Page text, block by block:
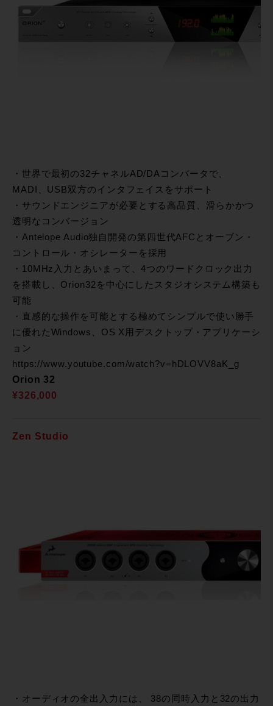
・世界で最初の32チャネルAD/DAコンバータで、
MADI、USB双方のインタフェイスをサポート
・サウンドエンジニアが必要とする高品質、滑らかかつ
透明なコンバージョン
・Antelope Audio独自開発の第四世代AFCとオーブン・
コントロール・オシレーターを採用
・10MHz入力とあいまって、4つのワードクロック出力
を搭載し、Orion32を中心にしたスタジオシステム構築も
可能
・直感的な操作を可能とする極めてシンプルで使い勝手
に優れたWindows、OS X用デスクトップ・アプリケーシ
ョン
https://www.youtube.com/watch?v=hDLOVV8aK_g
Orion 32
¥326,000
Zen Studio
・オーディオの全出入力には、 38の同時入力と32の出力